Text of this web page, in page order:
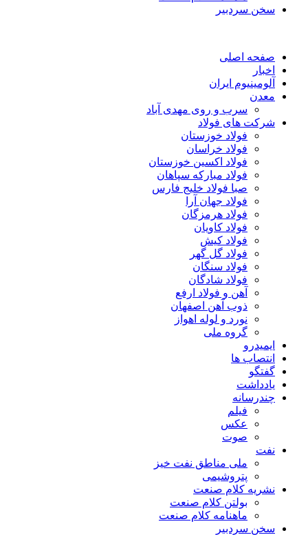
سخن سردبیر
صفحه اصلی
اخبار
آلومینیوم ایران
معدن
سرب و روی مهدی آباد
شرکت های فولاد
فولاد خوزستان
فولاد خراسان
فولاد اکسین خوزستان
فولاد مبارکه سپاهان
صبا فولاد خلیج فارس
فولاد جهان آرا
فولاد هرمزگان
فولاد کاویان
فولاد کیش
فولاد گل گهر
فولاد سنگان
فولاد شادگان
آهن و فولاد ارفع
ذوب آهن اصفهان
نورد و لوله اهواز
گروه ملی
ایمیدرو
انتصاب ها
گفتگو
یادداشت
چندرسانه
فیلم
عکس
صوت
نفت
ملی مناطق نفت خیز
پتروشیمی
نشریه کلام صنعت
بولتن کلام صنعت
ماهنامه کلام صنعت
سخن سردبیر